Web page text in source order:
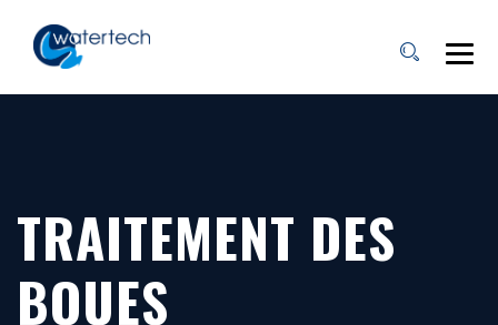
TRAITEMENT DES
BOUES